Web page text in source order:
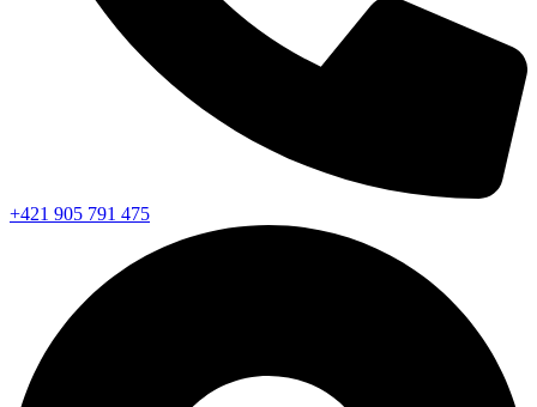
+421 905 791 475